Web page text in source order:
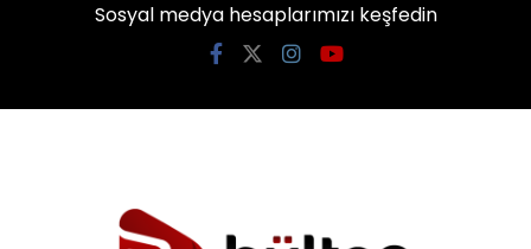
Sosyal medya hesaplarımızı keşfedin